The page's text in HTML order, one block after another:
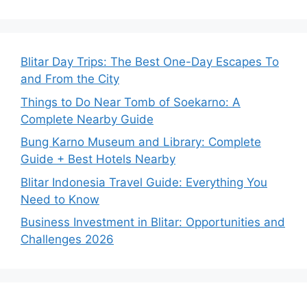
Blitar Day Trips: The Best One-Day Escapes To
and From the City
Things to Do Near Tomb of Soekarno: A
Complete Nearby Guide
Bung Karno Museum and Library: Complete
Guide + Best Hotels Nearby
Blitar Indonesia Travel Guide: Everything You
Need to Know
Business Investment in Blitar: Opportunities and
Challenges 2026